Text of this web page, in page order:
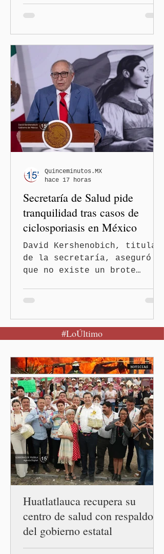
Estado amplió la revisión
de la presencia digital de
los solicitantes, mientras
Washington busca cerrar el
paso al llamado “turismo de
nacimiento” y reforzar los
controles migratorios.
Secretaría de Salud pide
tranquilidad tras casos de
ciclosporiasis en México
David Kershenobich, titular
de la secretaría, aseguró
que no existe un brote
secretario de Salud
federal, David Kershenobich
exista un brote activo de
ciclosporiasis en México,
luego del incremento de
casos registrado en Estados
Unidos. Durante la
conferencia matutina en
Palacio Nacional, el
funcionario informó que en
el país únicamente se han
confirmado 33 casos de esta
enferme
Quinceminutos.MX
hace 17 horas
#LoÚltimo
Huatlatlauca recupera su
centro de salud con respaldo
del gobierno estatal